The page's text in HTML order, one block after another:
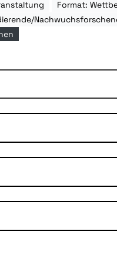
Format: